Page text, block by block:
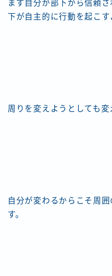
まず自分が部下から信頼
下が自主的に行動を起こす
周りを変えようとしても変
自分が変わるからこそ周
す。